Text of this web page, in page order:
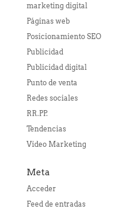
marketing digital
Páginas web
Posicionamiento SEO
Publicidad
Publicidad digital
Punto de venta
Redes sociales
RR.PP.
Tendencias
Video Marketing
Meta
Acceder
Feed de entradas